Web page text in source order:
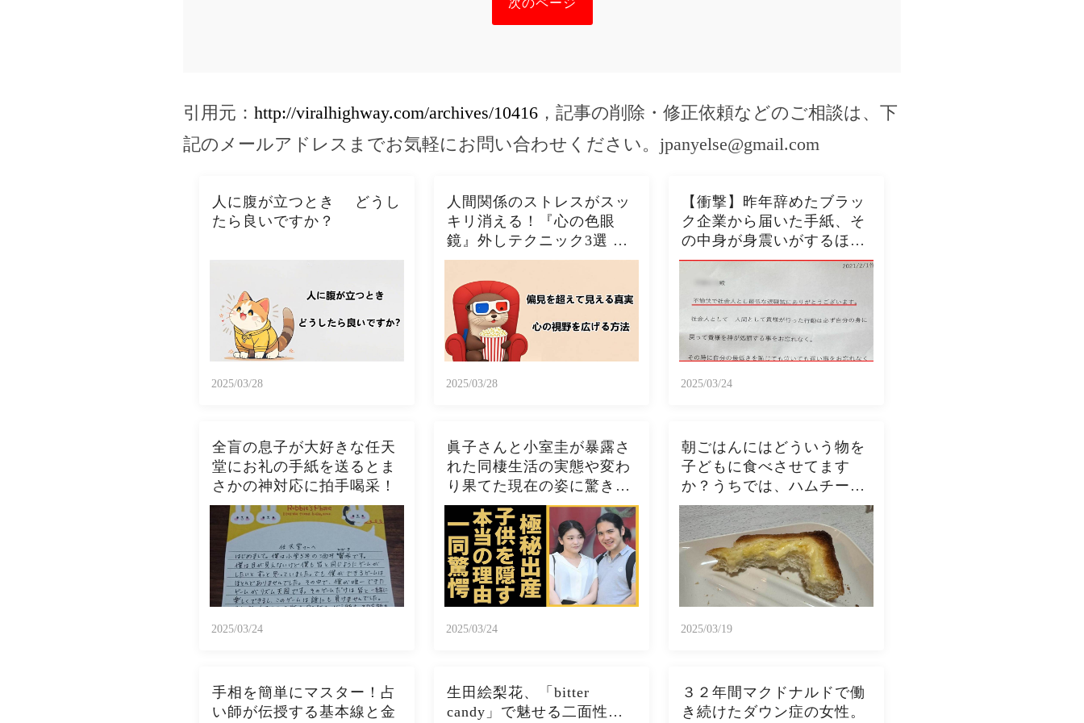
次のページ
引用元： http://viralhighway.com/archives/10416 ，記事の削除・修正依頼などのご相談は、下
記のメールアドレスまでお気軽にお問い合わせください。 jpanyelse@gmail.com
人に腹が立つとき どうし
たら良いですか？
2025/03/28
人間関係のストレスがスッ
キリ消える！『心の色眼
鏡』外しテクニック3選 今
日から視界クリアになるた
った！！🦦✨
2025/03/28
【衝撃】昨年辞めたブラッ
ク企業から届いた手紙、そ
の中身が身震いがするほど
の酷い内容だった…...
2025/03/24
全盲の息子が大好きな任天
堂にお礼の手紙を送るとま
さかの神対応に拍手喝采！
2025/03/24
眞子さんと小室圭が暴露さ
れた同棲生活の実態や変わ
り果てた現在の姿に驚きを
隠さない...秋篠宮家の長女
がアメリカで極秘出産の真
相や暴露されたヤバいO癖
に言葉を失う...
2025/03/24
朝ごはんにはどういう物を
子どもに食べさせてます
か？うちでは、ハムチーズ
トースト、ジャムトース
ト、ピーナッツバタートー
ストをよく作ります。やっ
ぱこんなんダメよね…
2025/03/19
手相を簡単にマスター！占
い師が伝授する基本線と金
生田絵梨花、「bitter
candy」で魅せる二面性…
３２年間マクドナルドで働
き続けたダウン症の女性。